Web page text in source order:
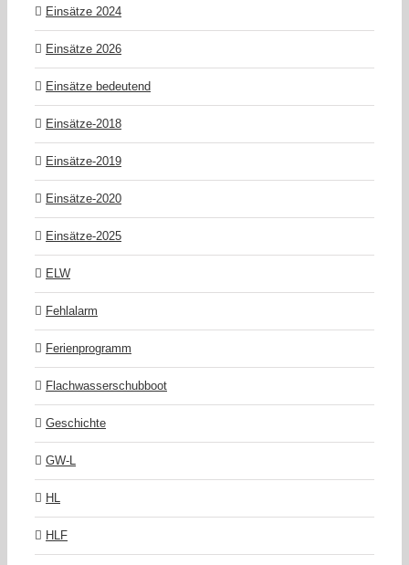
Einsätze 2024
Einsätze 2026
Einsätze bedeutend
Einsätze-2018
Einsätze-2019
Einsätze-2020
Einsätze-2025
ELW
Fehlalarm
Ferienprogramm
Flachwasserschubboot
Geschichte
GW-L
HL
HLF